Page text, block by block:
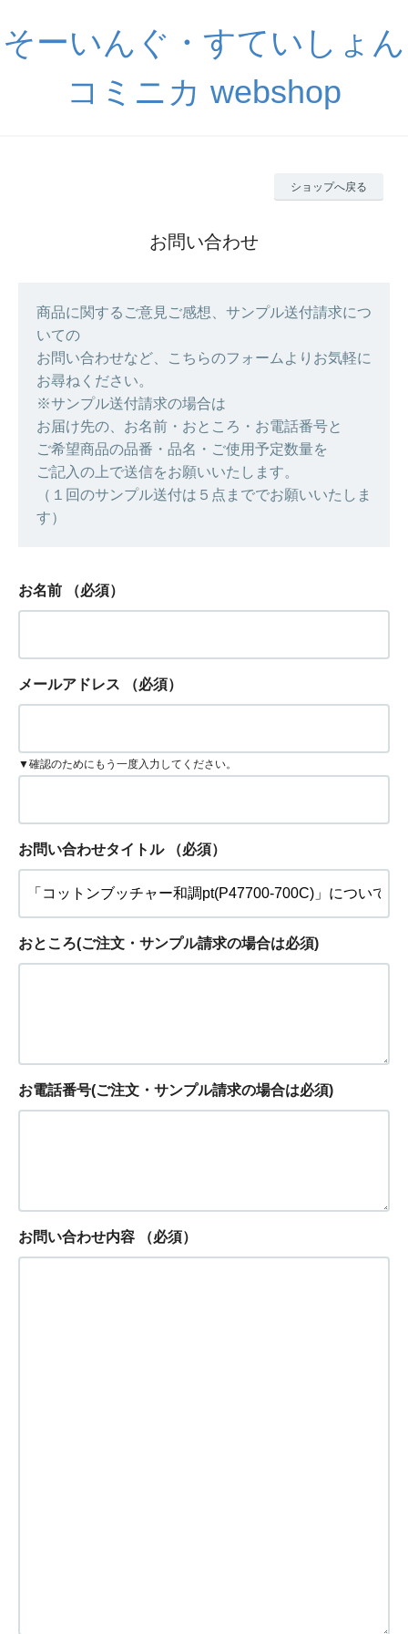
そーいんぐ・すていしょん
コミニカ webshop
ショップへ戻る
お問い合わせ
商品に関するご意見ご感想、サンプル送付請求につ
いての
お問い合わせなど、こちらのフォームよりお気軽に
お尋ねください。
※サンプル送付請求の場合は
お届け先の、お名前・おところ・お電話番号と
ご希望商品の品番・品名・ご使用予定数量を
ご記入の上で送信をお願いいたします。
（１回のサンプル送付は５点まででお願いいたしま
す）
お名前 （必須）
メールアドレス （必須）
▼確認のためにもう一度入力してください。
お問い合わせタイトル （必須）
おところ(ご注文・サンプル請求の場合は必須)
お電話番号(ご注文・サンプル請求の場合は必須)
お問い合わせ内容 （必須）